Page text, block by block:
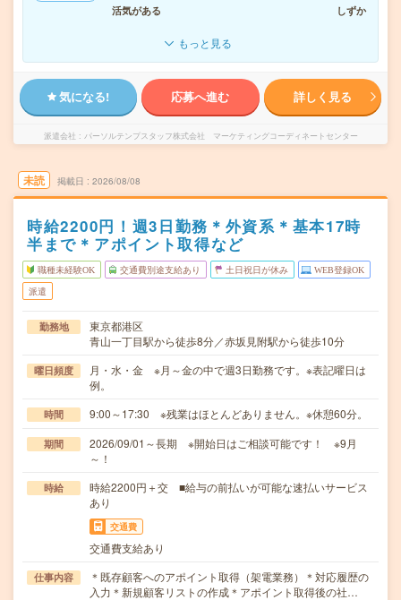
活気がある
しずか
もっと見る
気になる! 応募へ進む 詳しく見る
派遣会社 パーソルテンプスタッフ株式会社 マーケティングコーディネートセンター
未読 掲載日 2026/08/08
時給2200円！週3日勤務＊外資系＊基本17時
半まで＊アポイント取得など
職種未経験OK 交通費別途支給あり 土日祝日が休み WEB登録OK
派遣
勤務地
東京都港区
青山一丁目駅から徒歩8分／赤坂見附駅から徒歩10分
曜日頻度
月・水・金 ※月～金の中で週3日勤務です。※表記曜日は
例。
時間 9:00～17:30 ※残業はほとんどありません。※休憩60分。
期間
2026/09/01～長期 ※開始日はご相談可能です！ ※9月
～！
時給
時給2200円＋交 ■給与の前払いが可能な速払いサービス
あり
交通費
交通費支給あり
仕事内容
＊既存顧客へのアポイント取得（架電業務）＊対応履歴の
入力＊新規顧客リストの作成＊アポイント取得後の社…